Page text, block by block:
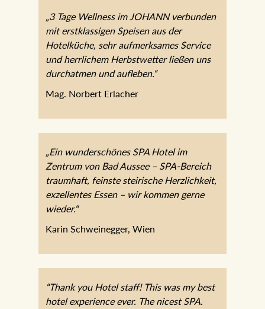
„3 Tage Wellness im JOHANN verbunden
mit erstklassigen Speisen aus der
Hotelküche, sehr aufmerksames Service
und herrlichem Herbstwetter ließen uns
durchatmen und aufleben.“
Mag. Norbert Erlacher
„Ein wunderschönes SPA Hotel im
Zentrum von Bad Aussee – SPA-Bereich
traumhaft, feinste steirische Herzlichkeit,
exzellentes Essen – wir kommen gerne
wieder.“
Karin Schweinegger, Wien
“Thank you Hotel staff! This was my best
hotel experience ever. The nicest SPA.